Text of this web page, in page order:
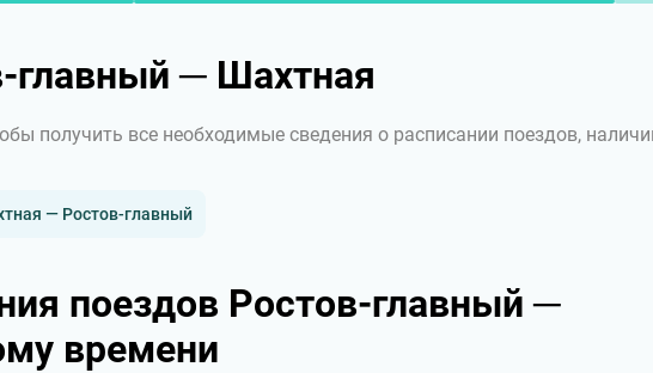
─ Шахтная
получить все необходимые сведения о расписании поездов,
— Ростов-главный
поездов Ростов-главный ─
времени